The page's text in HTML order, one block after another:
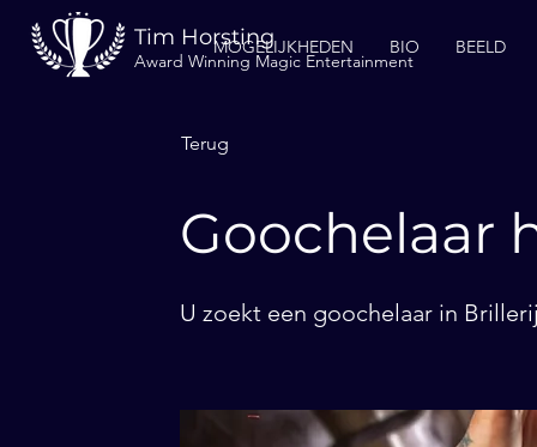
Tim Horsting
Award Winning Magic Entertainment
MOGELIJKHEDEN BIO BEELD
Terug
Goochelaar
U zoekt een goochelaar in